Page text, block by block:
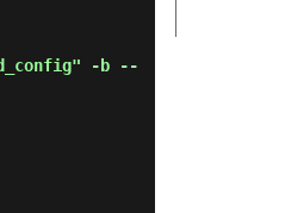
-b --